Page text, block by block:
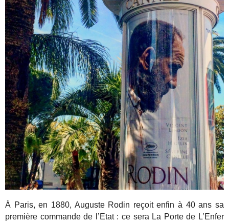
À Paris, en 1880, Auguste Rodin reçoit enfin à 40 ans sa
première commande de l’Etat : ce sera La Porte de L’Enfer